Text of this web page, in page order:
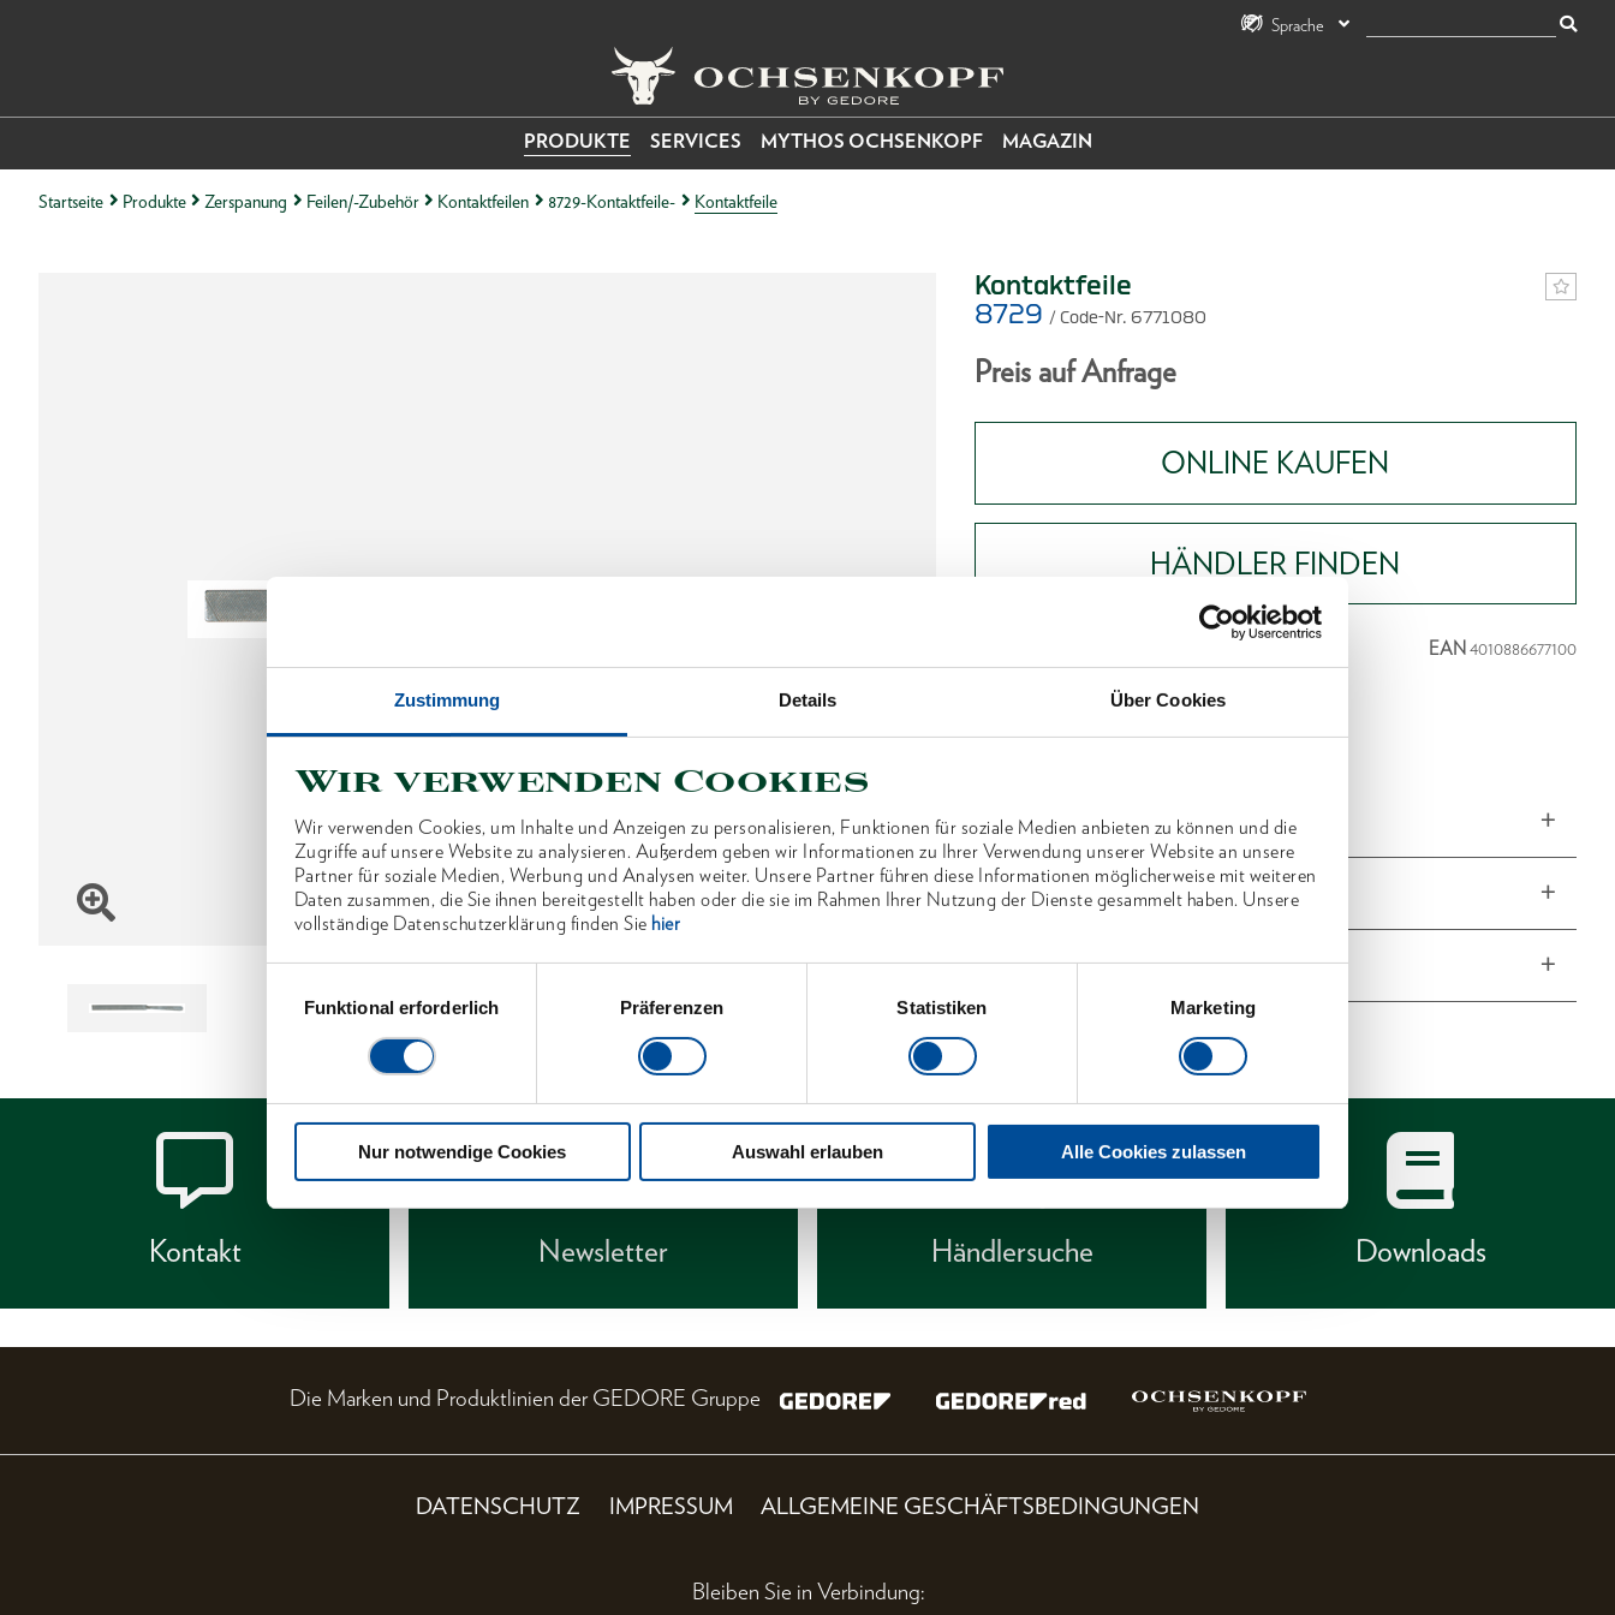
Zustimmung Details Über Cookies
Wir verwenden Cookies
Wir verwenden Cookies, um Inhalte und Anzeigen zu personalisieren, Funktionen für soziale Medien anbieten zu können und die
Zugriffe auf unsere Website zu analysieren. Außerdem geben wir Informationen zu Ihrer Verwendung unserer Website an unsere
Partner für soziale Medien, Werbung und Analysen weiter. Unsere Partner führen diese Informationen möglicherweise mit weiteren
Daten zusammen, die Sie ihnen bereitgestellt haben oder die sie im Rahmen Ihrer Nutzung der Dienste gesammelt haben. Unsere
vollständige Datenschutzerklärung finden Sie hier
Funktional erforderlich
Präferenzen Statistiken Marketing
Nur notwendige Cookies Auswahl erlauben Alle Cookies zulassen
Sprache
PRODUKTE SERVICES MYTHOS OCHSENKOPF MAGAZIN
Startseite Produkte Zerspanung Feilen/-Zubehör Kontaktfeilen 8729-Kontaktfeile- Kontaktfeile
Kontaktfeile
8729 / Code-Nr. 6771080
Preis auf Anfrage
ONLINE KAUFEN
HÄNDLER FINDEN
EAN4010886677100
Produktbeschreibung
In blauer PVC-Abreißtasche
Abmessungen und Gewichte
Lieferumfang
Technische Eigenschaften
Kontakt Newsletter Händlersuche Downloads
Die Marken und Produktlinien der GEDORE Gruppe
DATENSCHUTZ IMPRESSUM ALLGEMEINE GESCHÄFTSBEDINGUNGEN
Bleiben Sie in Verbindung: